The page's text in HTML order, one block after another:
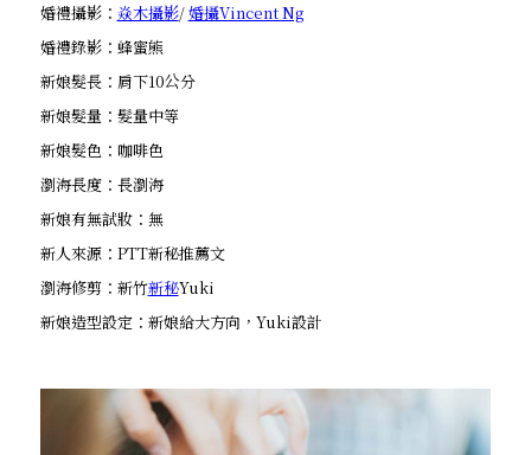
婚禮攝影： 焱木攝影/婚攝Vincent Ng
婚禮錄影：蜂蜜熊
新娘髮長：肩下10公分
新娘髮量：髮量中等
新娘髮色：咖啡色
瀏海長度：長瀏海
新娘有無試妝：無
新人來源：PTT新秘推薦文
瀏海修剪：新竹新秘Yuki
新娘造型設定：新娘給大方向，Yuki設計